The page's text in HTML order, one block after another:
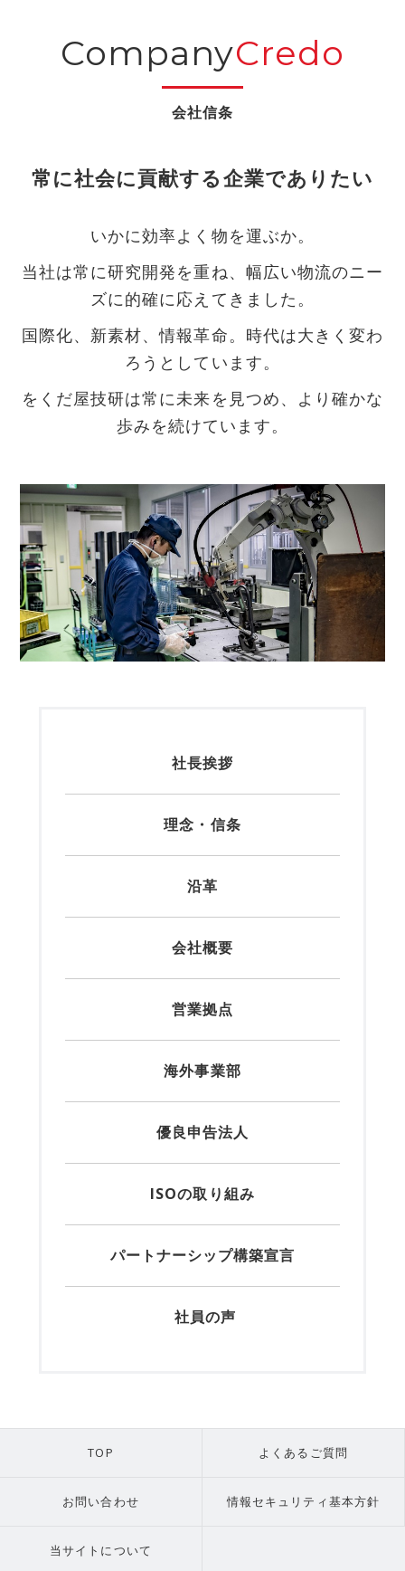
CompanyCredo
常に社会に貢献する企業でありたい
いかに効率よく物を運ぶか。
当社は常に研究開発を重ね、幅広い物流のニー
ズに的確に応えてきました。
国際化、新素材、情報革命。時代は大きく変わ
ろうとしています。
をくだ屋技研は常に未来を見つめ、より確かな
歩みを続けています。
社長挨拶
理念・信条
沿革
会社概要
営業拠点
海外事業部
優良申告法人
ISOの取り組み
パートナーシップ構築宣言
社員の声
TOP よくあるご質問
お問い合わせ 情報セキュリティ基本方針
当サイトについて